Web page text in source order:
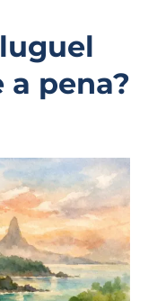
a pena?